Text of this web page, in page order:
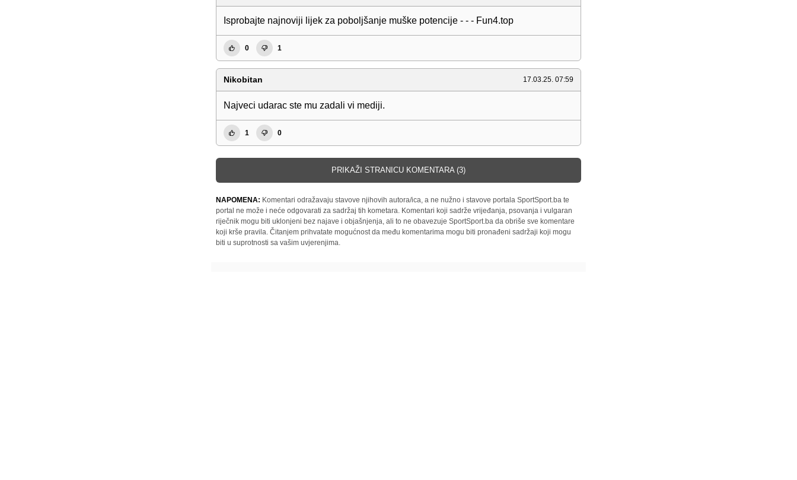
Isprobajte najnoviji lijek za poboljšanje muške potencije - - - Fun4.top
0 1
Nikobitan 17.03.25. 07:59
Najveci udarac ste mu zadali vi mediji.
1 0
PRIKAŽI STRANICU KOMENTARA (3)
NAPOMENA: Komentari odražavaju stavove njihovih autora/ica, a ne nužno i stavove portala SportSport.ba te
portal ne može i neće odgovarati za sadržaj tih kometara. Komentari koji sadrže vrijeđanja, psovanja i vulgaran
riječnik mogu biti uklonjeni bez najave i objašnjenja, ali to ne obavezuje SportSport.ba da obriše sve komentare
koji krše pravila. Čitanjem prihvatate mogućnost da među komentarima mogu biti pronađeni sadržaji koji mogu
biti u suprotnosti sa vašim uvjerenjima.